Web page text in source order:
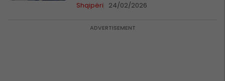
Shqipëri 24/02/2026